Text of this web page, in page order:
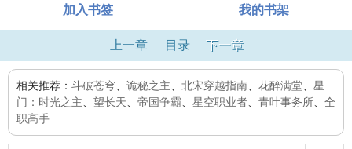
加入书签 我的书架
上一章 目录 下一章
相关推荐： 斗破苍穹 诡秘之主 北宋穿越指南 花醉满堂
星
门：时光之主
望长天 帝国争霸 星空职业者 青叶事务所
全
职高手